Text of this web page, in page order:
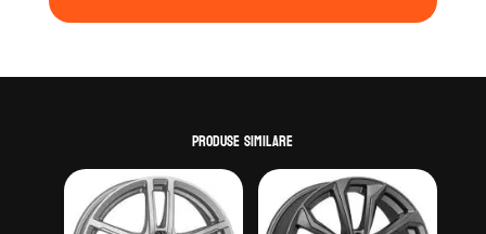
Produse similare